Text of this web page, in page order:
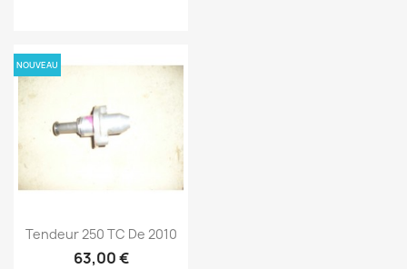
Tendeur 250 TC De 2010
63,00 €
NOUVEAU